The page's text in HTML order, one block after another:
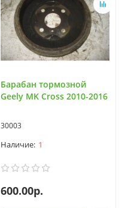
Барабан тормозной
Geely MK Cross 2010-2016
30003
1
600.00р.